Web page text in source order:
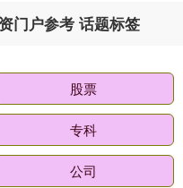
-1.00 -0.01%
门户参考 话题标签
股票
专科
公司